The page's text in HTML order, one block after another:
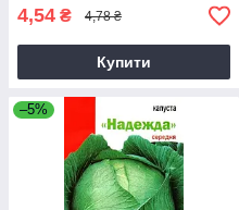
4,54 ₴ 4,78 ₴
Купити
–5%